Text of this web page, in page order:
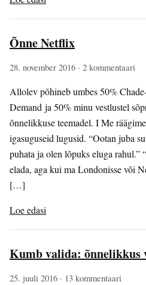
Õnne Netflix
28. november 2016 · 2 kommentaari
Allolev põhineb umbes 50%
Demand ja 50% minu vestlustel
õnnelikkuse teemadel. I Me
igasuguseid lugusid. “Ootan juba
puhata ja olen lõpuks eluga
elada, aga kui ma Londonisse või
[…]
Loe edasi
Kumb valida: õnnelikkus
25. juuli 2016 · 13 kommentaari